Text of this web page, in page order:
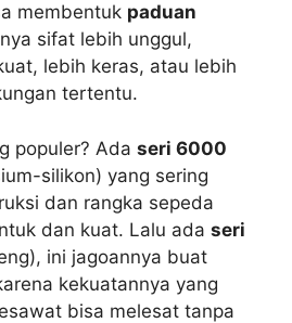
membentuk paduan
sifat lebih unggul,
lebih keras, atau lebih
tertentu.
populer? Ada seri 6000
silikon) yang sering
dan rangka sepeda
dan kuat. Lalu ada seri
ini jagoannya buat
kekuatannya yang
bisa melesat tanpa